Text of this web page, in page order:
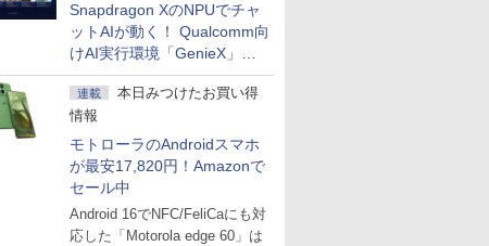
Snapdragon XのNPUでチャ
ットAIが動く！ Qualcomm向
けAI実行環境「GenieX」を
試してみた
連載
本日みつけたお買い得
情報
モトローラのAndroidスマホ
が最安17,820円！Amazonで
セール中
Android 16でNFC/FeliCaにも対
応した「Motorola edge 60」は